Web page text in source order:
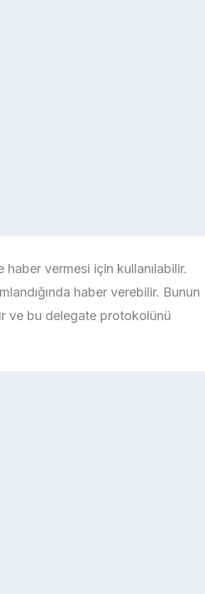
vermesi için kullanılabilir.
haber verebilir. Bunun
ve bu delegate protokolünü